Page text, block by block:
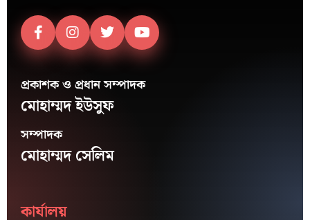
প্রকাশক ও প্রধান সম্পাদক
মোহাম্মদ ইউসুফ
সম্পাদক
মোহাম্মদ সেলিম
কার্যালয়